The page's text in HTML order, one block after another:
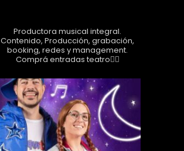
Productora musical integral.
Contenido, Producción, grabación,
booking, redes y management.
Comprá entradas teatro👇🏼